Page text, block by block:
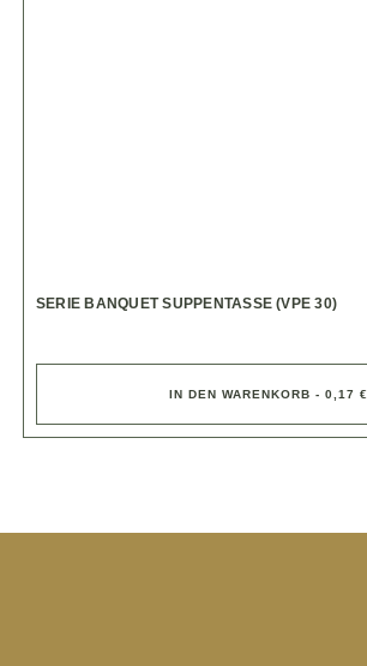
SERIE BANQUET SUPPENTASSE (VPE 30)
IN DEN WARENKORB - 0,17 €